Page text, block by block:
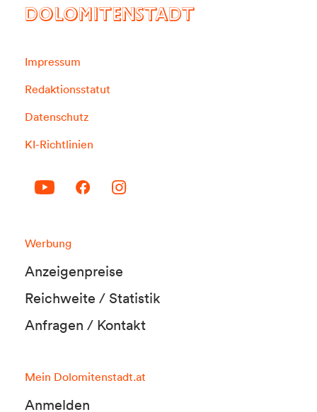
DOLOMITENSTADT
Impressum
Redaktionsstatut
Datenschutz
KI-Richtlinien
Werbung
Anzeigenpreise
Reichweite / Statistik
Anfragen / Kontakt
Mein Dolomitenstadt.at
Anmelden